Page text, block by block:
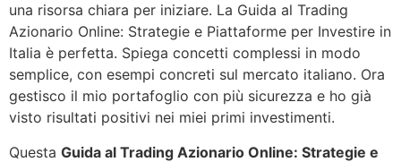
una risorsa chiara per iniziare. La Guida al Trading
Azionario Online: Strategie e Piattaforme per Investire in
Italia è perfetta. Spiega concetti complessi in modo
semplice, con esempi concreti sul mercato italiano. Ora
gestisco il mio portafoglio con più sicurezza e ho già
visto risultati positivi nei miei primi investimenti.
Questa Guida al Trading Azionario Online: Strategie e